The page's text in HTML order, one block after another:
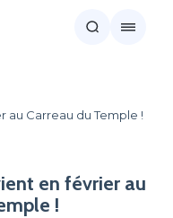
au Carreau du Temple !
en février au
!